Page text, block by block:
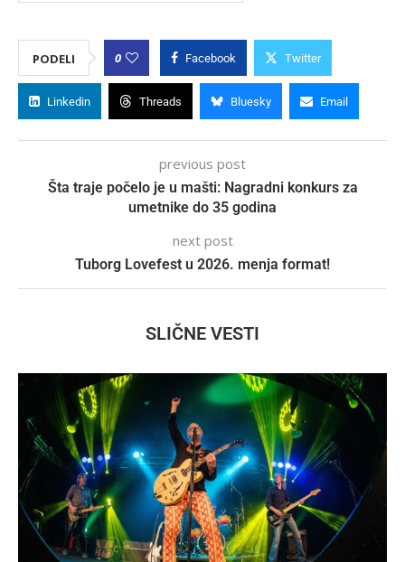
PODELI 0 Facebook Twitter
Linkedin Threads Bluesky Email
previous post
Šta traje počelo je u mašti: Nagradni konkurs za
umetnike do 35 godina
next post
Tuborg Lovefest u 2026. menja format!
SLIČNE VESTI